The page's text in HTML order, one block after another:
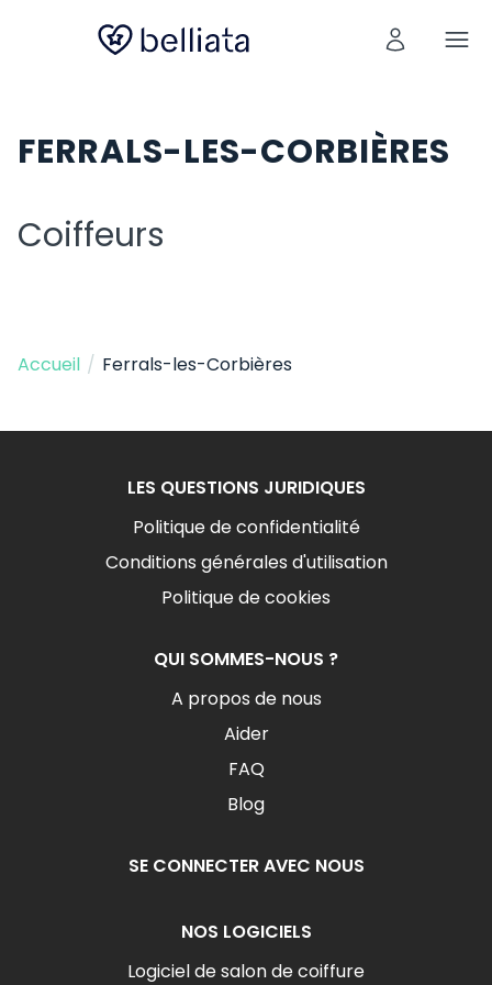
FERRALS-LES-CORBIÈRES
Coiffeurs
Accueil / Ferrals-les-Corbières
LES QUESTIONS JURIDIQUES
Politique de confidentialité
Conditions générales d'utilisation
Politique de cookies
QUI SOMMES-NOUS ?
A propos de nous
Aider
FAQ
Blog
SE CONNECTER AVEC NOUS
NOS LOGICIELS
Logiciel de salon de coiffure